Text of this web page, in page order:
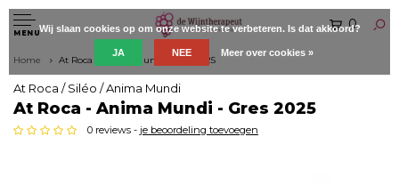
MENU
0
Home At Roca - Anima Mundi - Gres 2025
At Roca / Siléo / Anima Mundi
At Roca - Anima Mundi - Gres 2025
0 reviews - je beoordeling toevoegen
Wij slaan cookies op om onze website te verbeteren. Is dat akkoord?
JA NEE Meer over cookies »